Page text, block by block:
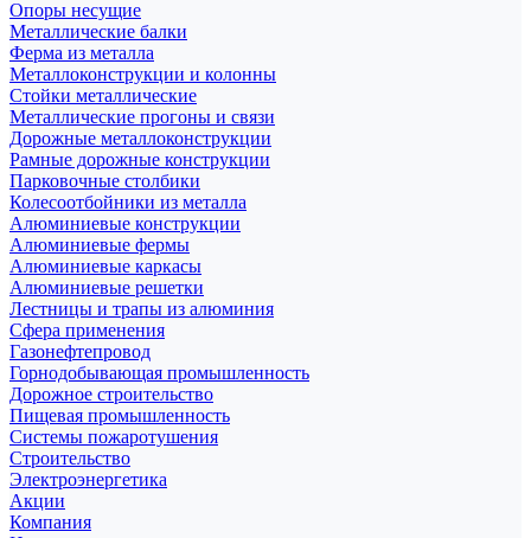
Опоры несущие
Металлические балки
Ферма из металла
Металлоконструкции и колонны
Стойки металлические
Металлические прогоны и связи
Дорожные металлоконструкции
Рамные дорожные конструкции
Парковочные столбики
Колесоотбойники из металла
Алюминиевые конструкции
Алюминиевые фермы
Алюминиевые каркасы
Алюминиевые решетки
Лестницы и трапы из алюминия
Сфера применения
Газонефтепровод
Горнодобывающая промышленность
Дорожное строительство
Пищевая промышленность
Системы пожаротушения
Строительство
Электроэнергетика
Акции
Компания